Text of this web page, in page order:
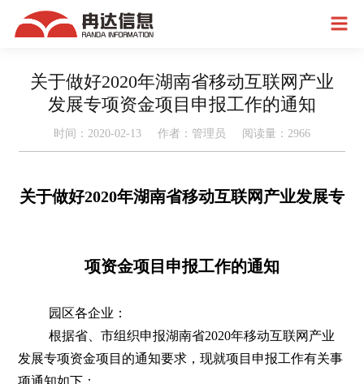
关于做好2020年湖南省移动互联网产业
发展专项资金项目申报工作的通知
时间：2020-02-13 作者：管理员 阅读量： 2966
关于做好2020年湖南省移动互联网产业发展专
项资金项目申报工作的通知
园区各企业：
根据省、市组织申报湖南省2020年移动互联网产业
发展专项资金项目的通知要求，现就项目申报工作有关事
项通知如下：